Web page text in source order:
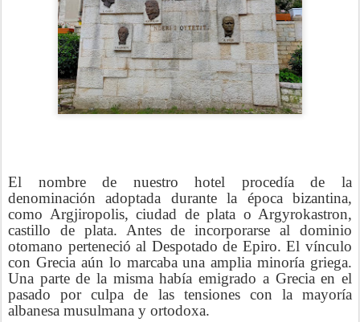
El nombre de nuestro hotel procedía de la
denominación adoptada durante la época bizantina,
como Argjiropolis, ciudad de plata o Argyrokastron,
castillo de plata. Antes de incorporarse al dominio
otomano perteneció al Despotado de Epiro. El vínculo
con Grecia aún lo marcaba una amplia minoría griega.
Una parte de la misma había emigrado a Grecia en el
pasado por culpa de las tensiones con la mayoría
albanesa musulmana y ortodoxa.